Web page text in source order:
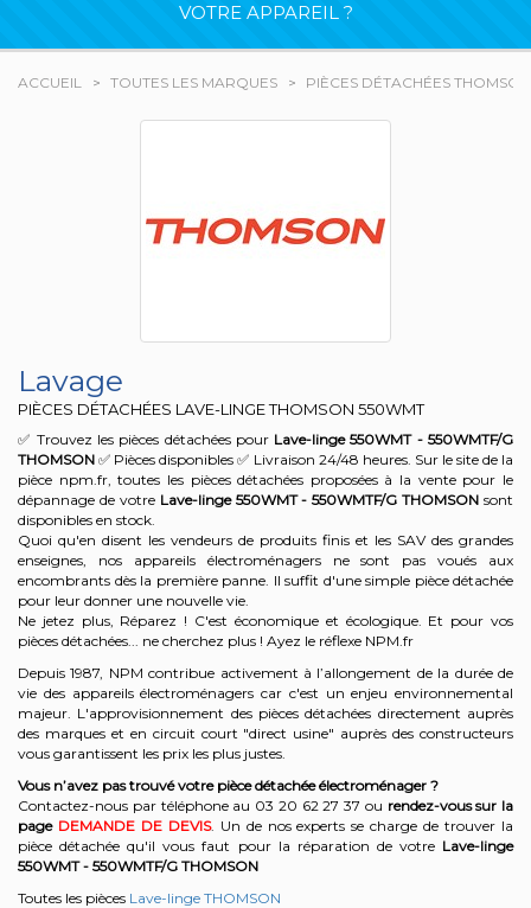
VOTRE APPAREIL ?
ACCUEIL TOUTES LES MARQUES PIÈCES DÉTACHÉES THOMSON
Lavage
PIÈCES DÉTACHÉES LAVE-LINGE THOMSON 550WMT
✅ Trouvez les pièces détachées pour Lave-linge 550WMT - 550WMTF/G
THOMSON✅ Pièces disponibles ✅ Livraison 24/48 heures. Sur le site de la
pièce npm.fr, toutes les pièces détachées proposées à la vente pour le
dépannage de votre Lave-linge 550WMT - 550WMTF/G THOMSON sont
disponibles en stock.
Quoi qu'en disent les vendeurs de produits finis et les SAV des grandes
enseignes, nos appareils électroménagers ne sont pas voués aux
encombrants dès la première panne. Il suffit d'une simple pièce détachée
pour leur donner une nouvelle vie.
Ne jetez plus, Réparez ! C'est économique et écologique. Et pour vos
pièces détachées... ne cherchez plus ! Ayez le réflexe NPM.fr
Depuis 1987, NPM contribue activement à l’allongement de la durée de
vie des appareils électroménagers car c'est un enjeu environnemental
majeur. L'approvisionnement des pièces détachées directement auprès
des marques et en circuit court "direct usine" auprès des constructeurs
vous garantissent les prix les plus justes.
Vous n’avez pas trouvé votre pièce détachée électroménager ?
Contactez-nous par téléphone au 03 20 62 27 37 ou rendez-vous sur la
page DEMANDE DE DEVIS. Un de nos experts se charge de trouver la
pièce détachée qu'il vous faut pour la réparation de votre Lave-linge
550WMT - 550WMTF/G THOMSON
Toutes les pièces Lave-linge THOMSON